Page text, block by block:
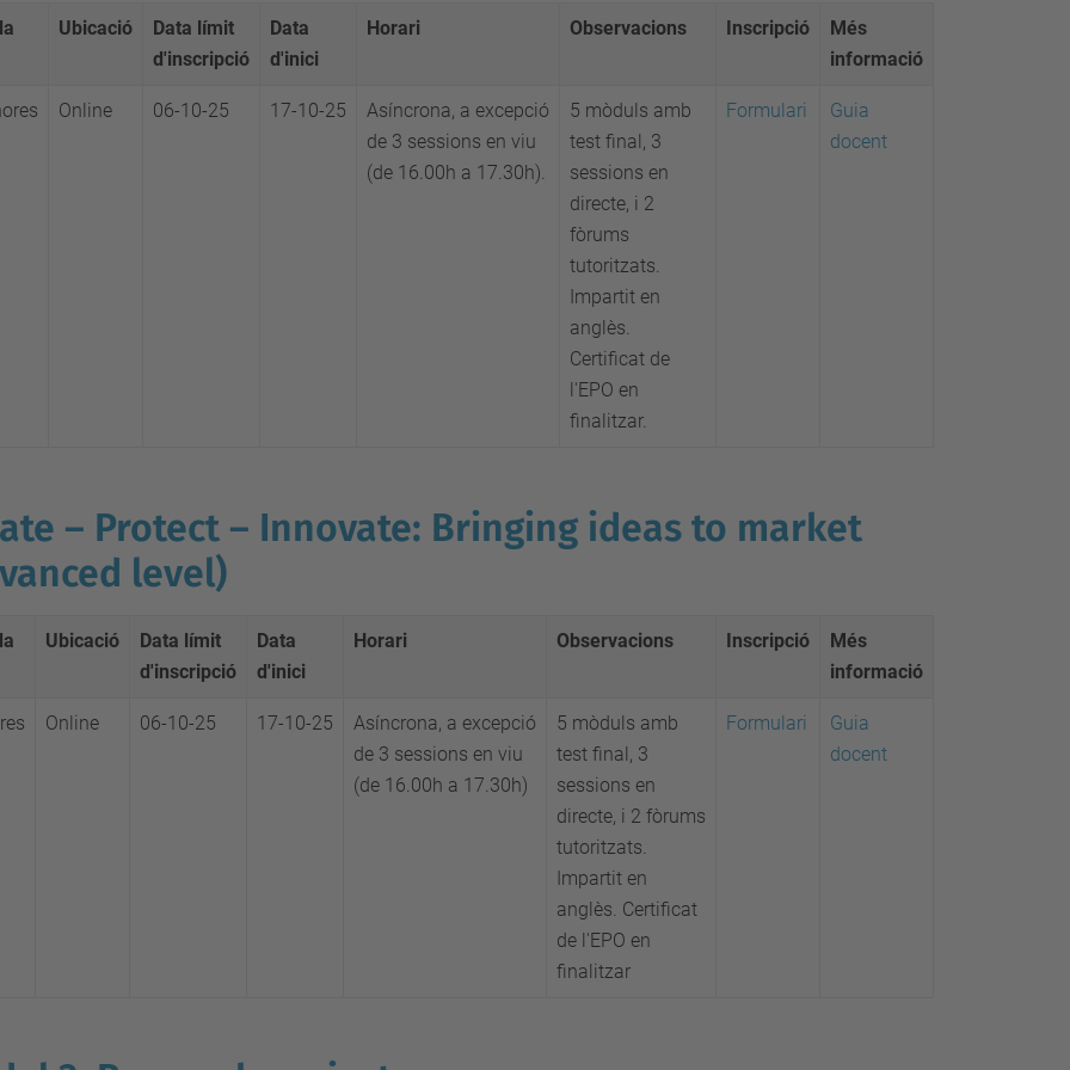
Ubicació
Data límit
d'inscripció
Data
d'inici
Horari Observacions Inscripció
Més
informació
s Online 06-10-25 17-10-25
Asíncrona, a excepció
de 3 sessions en viu
(de 16.00h a 17.30h).
5 mòduls amb
test final, 3
sessions en
directe, i 2
fòrums
tutoritzats.
Impartit en
anglès.
Certificat de
l'EPO en
finalitzar.
Formulari
Guia
docent
– Protect – Innovate: Bringing ideas to market
level)
Ubicació
Data límit
d'inscripció
Data
d'inici
Horari Observacions Inscripció
Més
informació
Online 06-10-25 17-10-25
Asíncrona, a excepció
de 3 sessions en viu
(de 16.00h a 17.30h)
5 mòduls amb
test final, 3
sessions en
directe, i 2 fòrums
tutoritzats.
Impartit en
anglès. Certificat
de l'EPO en
finalitzar
Formulari
Guia
docent